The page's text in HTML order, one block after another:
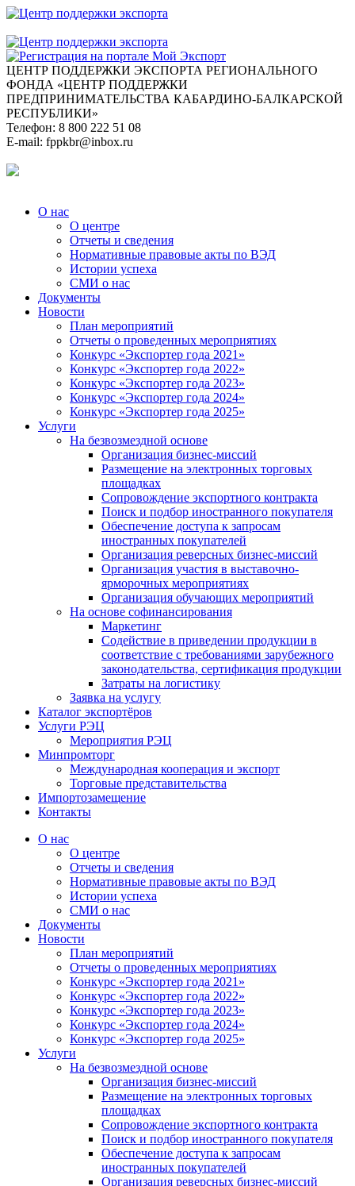
ЦЕНТР ПОДДЕРЖКИ ЭКСПОРТА РЕГИОНАЛЬНОГО
ФОНДА «ЦЕНТР ПОДДЕРЖКИ
ПРЕДПРИНИМАТЕЛЬСТВА КАБАРДИНО-БАЛКАРСКОЙ
РЕСПУБЛИКИ»
Телефон: 8 800 222 51 08
E-mail: fppkbr@inbox.ru
О нас
О центре
Отчеты и сведения
Нормативные правовые акты по ВЭД
Истории успеха
СМИ о нас
Документы
Новости
План мероприятий
Отчеты о проведенных мероприятиях
Конкурс «Экспортер года 2021»
Конкурс «Экспортер года 2022»
Конкурс «Экспортер года 2023»
Конкурс «Экспортер года 2024»
Конкурс «Экспортер года 2025»
Услуги
На безвозмездной основе
Организация бизнес-миссий
Размещение на электронных торговых
площадках
Сопровождение экспортного контракта
Поиск и подбор иностранного покупателя
Обеспечение доступа к запросам
иностранных покупателей
Организация реверсных бизнес-миссий
Организация участия в выставочно-
ярморочных мероприятиях
Организация обучающих мероприятий
На основе софинансирования
Маркетинг
Содействие в приведении продукции в
соответствие с требованиями зарубежного
законодательства, сертификация продукции
Затраты на логистику
Заявка на услугу
Каталог экспортёров
Услуги РЭЦ
Мероприятия РЭЦ
Минпромторг
Международная кооперация и экспорт
Торговые представительства
Импортозамещение
Контакты
О нас
О центре
Отчеты и сведения
Нормативные правовые акты по ВЭД
Истории успеха
СМИ о нас
Документы
Новости
План мероприятий
Отчеты о проведенных мероприятиях
Конкурс «Экспортер года 2021»
Конкурс «Экспортер года 2022»
Конкурс «Экспортер года 2023»
Конкурс «Экспортер года 2024»
Конкурс «Экспортер года 2025»
Услуги
На безвозмездной основе
Организация бизнес-миссий
Размещение на электронных торговых
площадках
Сопровождение экспортного контракта
Поиск и подбор иностранного покупателя
Обеспечение доступа к запросам
иностранных покупателей
Организация реверсных бизнес-миссий